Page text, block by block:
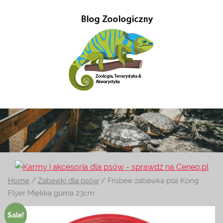
Gady-
Gady
–
Blog
Zoologiczny
w
głównej
mierze
poświęcony
Zoologii.
tutaj
również
ciekawe
Home / Zabawki dla psów / Frisbee zabawka psa Kong
Flyer Miękka guma 23cm
Sale!